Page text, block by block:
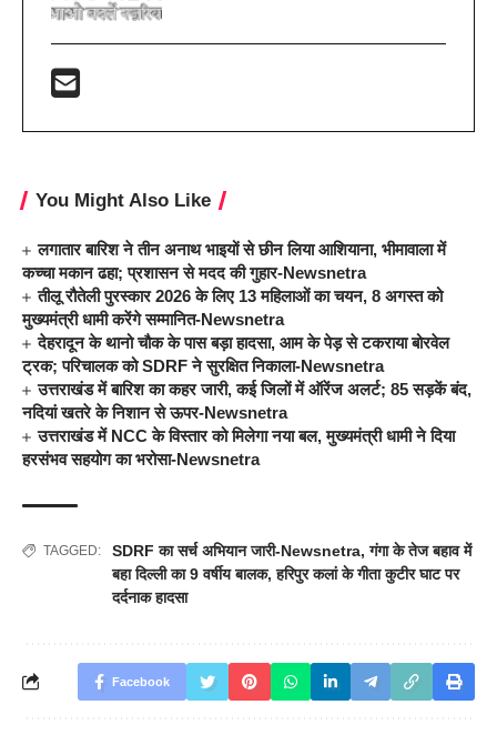
You Might Also Like
लगातार बारिश ने तीन अनाथ भाइयों से छीन लिया आशियाना, भीमावाला में
कच्चा मकान ढहा; प्रशासन से मदद की गुहार-Newsnetra
तीलू रौतेली पुरस्कार 2026 के लिए 13 महिलाओं का चयन, 8 अगस्त को
मुख्यमंत्री धामी करेंगे सम्मानित-Newsnetra
देहरादून के थानो चौक के पास बड़ा हादसा, आम के पेड़ से टकराया बोरवेल
ट्रक; परिचालक को SDRF ने सुरक्षित निकाला-Newsnetra
उत्तराखंड में बारिश का कहर जारी, कई जिलों में ऑरेंज अलर्ट; 85 सड़कें बंद,
नदियां खतरे के निशान से ऊपर-Newsnetra
उत्तराखंड में NCC के विस्तार को मिलेगा नया बल, मुख्यमंत्री धामी ने दिया
हरसंभव सहयोग का भरोसा-Newsnetra
TAGGED: SDRF का सर्च अभियान जारी-Newsnetra,गंगा के तेज बहाव में
बहा दिल्ली का 9 वर्षीय बालक,हरिपुर कलां के गीता कुटीर घाट पर
दर्दनाक हादसा
Facebook